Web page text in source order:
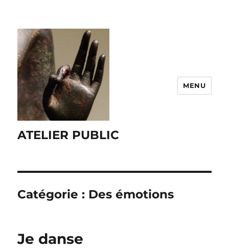
ATELIER PUBLIC
MENU
Catégorie : Des émotions
Je danse